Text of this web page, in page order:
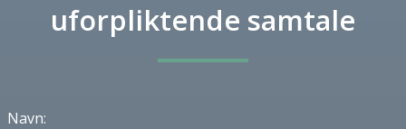
uforpliktende samtale
Navn: